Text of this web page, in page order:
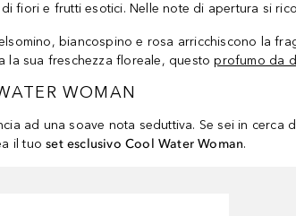
fiori e frutti esotici. Nelle note di apertura si
biancospino e rosa arricchiscono la
la sua freschezza floreale, questoprofumo da
WOMAN
ad una soave nota seduttiva. Se sei in
il tuoset esclusivo Cool Water Woman.